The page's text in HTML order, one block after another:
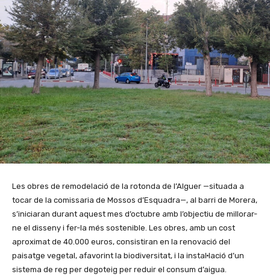
Les obres de remodelació de la rotonda de l’Alguer —situada a
tocar de la comissaria de Mossos d’Esquadra—, al barri de Morera,
s’iniciaran durant aquest mes d’octubre amb l’objectiu de millorar-
ne el disseny i fer-la més sostenible. Les obres, amb un cost
aproximat de 40.000 euros, consistiran en la renovació del
paisatge vegetal, afavorint la biodiversitat, i la instal·lació d’un
sistema de reg per degoteig per reduir el consum d’aigua.